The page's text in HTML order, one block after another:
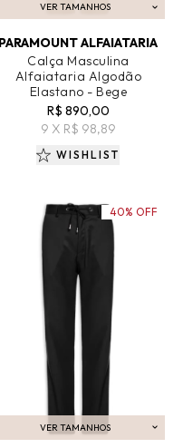
VER TAMANHOS
ADICIONAR AO CARRINHO
PARAMOUNT ALFAIATARIA
Calça Masculina
Alfaiataria Algodão
Elastano - Bege
R$ 890,00
9 X R$ 98,89
WISHLIST
VER TAMANHOS
ADICIONAR AO CARRINHO
40% OFF